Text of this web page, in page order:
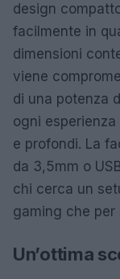
design
facilmente in
dimensioni
viene
di una potenza
ogni
e profondi. La
da 3,5mm o
chi cerca un
gaming che per
Un’ottima